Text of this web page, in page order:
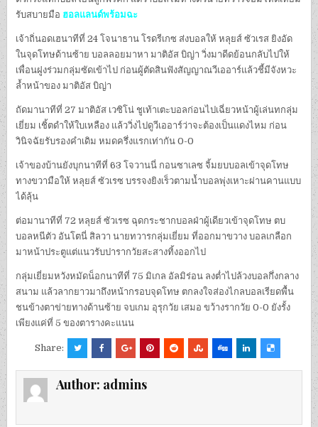
รับสบายมือ ฮอลแลนด์พร้อมฉะ
เจ้าถิ่นอดเฮนาทีที่ 24 โจนาธาน โรดรีเกซ ส่งบอลให้ หลุยส์ ซัวเรส ยิงอัด
ในจุดโทษด้านซ้าย บอลลอยมาหา มาติอัส บิญ่า วิ่งมาดีดย้อนกลับไปให้
เพื่อนฝูงร่วมกลุ่มซัดเข้าไป ก่อนผู้ตัดสินฟังสัญญาณวีเออาร์แล้วชี้มีจังหวะ
ล้ำหน้าของ มาติอัส บิญ่า
ถัดมานาทีที่ 27 มาติอัส เวซิโน่ ชูเท้าเตะบอลก่อนไปเฉี่ยวหน้าผู้เล่นทกลุ่ม
เยี่ยม เชิ้ตดำให้ใบเหลือง แล้ววิ่งไปดูวีเออาร์ว่าจะต้องเป็นแดงไหม ก่อน
วินิจฉัยรับรองคำเดิม หมดครึ่งแรกเท่ากัน 0-0
เจ้าของบ้านยังบุกนาทีที่ 63 โจวานนี่ กอนซาเลซ จิ้มยบบอลเข้าจุดโทษ
ทางขวามือให้ หลุยส์ ซัวเรซ บรรจงยิงเร็วตามน้ำบอลพุ่งเหาะผ่านคานแบบ
ได้ลุ้น
ต่อมานาทีที่ 72 หลุยส์ ซัวเรซ ฉุดกระชากบอลฝ่าผู้เดียวเข้าจุดโทษ ตบ
บอลหนีตัว อันโตนี่ สิลวา นายทวารกลุ่มเยี่ยม ที่ออกมาขวาง บอลเกลือก
มาหน้าประตูแต่แนวรับปารากวัยสะสางทิ้งออกไป
กลุ่มเยี่ยมหวังหมัดน็อกนาทีที่ 75 มิเกล อัลมิร่อน ลงต่ำไปล้วงบอลกึ่งกลาง
สนาม แล้วลากยาวมาถึงหน้ากรอบจุดโทษ ตกลงใจส่องไกลบอลเรียดพื้น
ชนข้างตาข่ายทางด้านซ้าย จบเกม อุรุกวัย เสมอ ขว้างรากวัย 0-0 ยังรั้ง
เพียงแค่ที่ 5 ของตารางคะแนน
Share:
Author: admins